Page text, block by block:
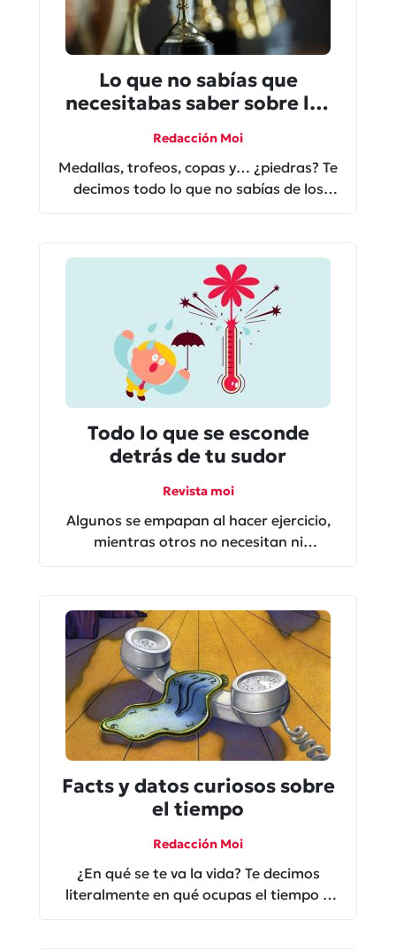
Lo que no sabías que
necesitabas saber sobre los
mundo
Redacción Moi
Medallas, trofeos, copas y… ¿piedras? Te
decimos todo lo que no sabías de los
Todo lo que se esconde
detrás de tu sudor
Revista moi
Algunos se empapan al hacer ejercicio,
mientras otros no necesitan ni
Facts y datos curiosos sobre
el tiempo
Redacción Moi
¿En qué se te va la vida? Te decimos
literalmente en qué ocupas el tiempo y